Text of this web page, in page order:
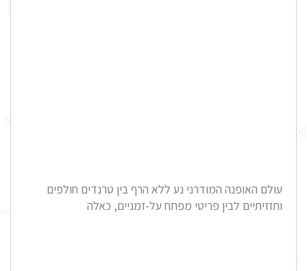
עולם האופנה המודרני נע ללא הרף בין טרנדים חולפים
ותזזיתיים לבין פריטי מפתח על-זמניים, כאלה